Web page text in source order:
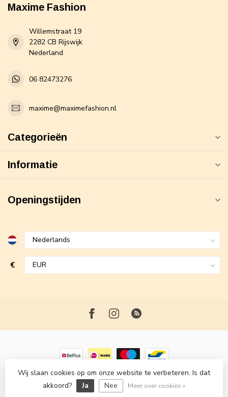
Maxime Fashion
Willemstraat 19
2282 CB Rijswijk
Nederland
06 82473276
maxime@maximefashion.nl
Categorieën
Informatie
Openingstijden
€
© Copyright 2026 Maxime Fashion- Powered byLightspeed-
Lightspeed design
Dyvelopment
Wij slaan cookies op om onze website te verbeteren. Is dat
akkoord?
Ja Nee Meer over cookies »